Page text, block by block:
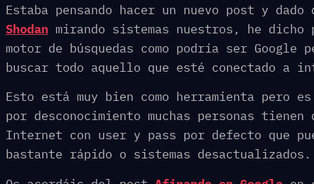
Estaba pensando hacer un nuevo post y
Shodanmirando sistemas nuestros, he dicho
motor de búsquedas como podría ser Google
buscar todo aquello que esté conectado a
Esto está muy bien como herramienta pero
por desconocimiento muchas personas
Internet con user y pass por defecto que
bastante rápido o sistemas desactualizados.